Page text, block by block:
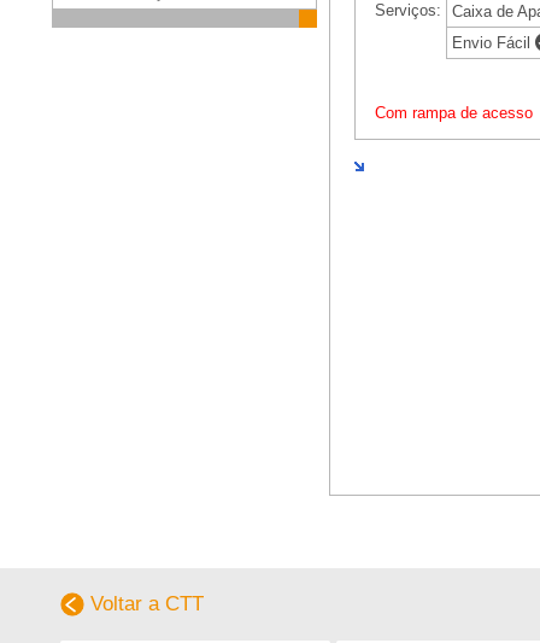
Serviços:
Caixa de
Envio Fácil
Com rampa de acesso
Voltar a CTT